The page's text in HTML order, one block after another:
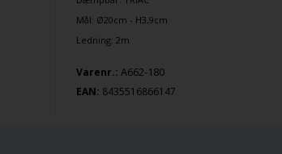
Mål: Ø20cm - H3,9cm
Ledning: 2m
Varenr.: A662-180
EAN: 8435516866147